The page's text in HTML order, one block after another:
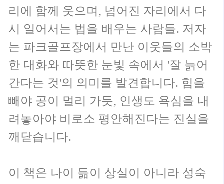
리에 함께 웃으며, 넘어진 자리에서 다
시 일어서는 법을 배우는 사람들. 저자
는 파크골프장에서 만난 이웃들의 소박
한 대화와 따뜻한 눈빛 속에서 '잘 늙어
간다는 것'의 의미를 발견합니다. 힘을
빼야 공이 멀리 가듯, 인생도 욕심을 내
려놓아야 비로소 평안해진다는 진실을
깨닫습니다.
이 책은 나이 듦이 상실이 아니라 성숙